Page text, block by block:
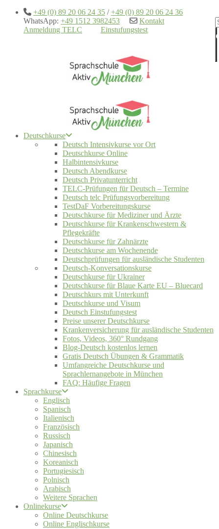
+49 (0) 89 20 06 24 35 /+49 (0) 89 20 06 24 36
WhatsApp: +49 1512 3982453
Kontakt
Anmeldung TELC
Einstufungstest
Deutschkurse
Deutsch Intensivkurse vor Ort
Deutschkurse Online
Halbintensivkurse
Deutsch Abendkurse
Deutsch Privatunterricht
TELC-Prüfungen für Deutsch – Termine
Deutsch telc Prüfungsvorbereitung
TestDaF Vorbereitungskurse
Deutschkurse für Mediziner und Ärzte
Deutschkurse für Krankenschwestern &
Pflegekräfte
Deutschkurse für Zahnärzte
Deutschkurse am Wochenende
Deutschprüfungen für ausländische Studenten
Deutsch-Konversationskurse
Deutschkurse für Ukrainer
Deutschkurse für Blaue Karte EU – Bluecard
Deutschkurs mit Unterkunft
Deutschkurse und Visum
Deutsch Einstufungstest
Preise unserer Deutschkurse
Krankenversicherung für ausländische Studenten
Fotos, Videos, 360° Rundgang
Blog-Deutsch kostenlos lernen
Gratis Deutsch Übungen & Grammatik
Umfangreiche Deutschkurse und
Sprachlernangebote in München
FAQ: Häufige Fragen
Sprachkurse
Englisch
Spanisch
Italienisch
Französisch
Russisch
Japanisch
Chinesisch
Koreanisch
Portugiesisch
Polnisch
Arabisch
Weitere Sprachen
Onlinekurse
Online Deutschkurse
Online Englischkurse